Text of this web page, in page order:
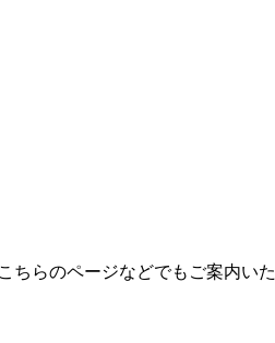
ちらのページなどでもご案内いた